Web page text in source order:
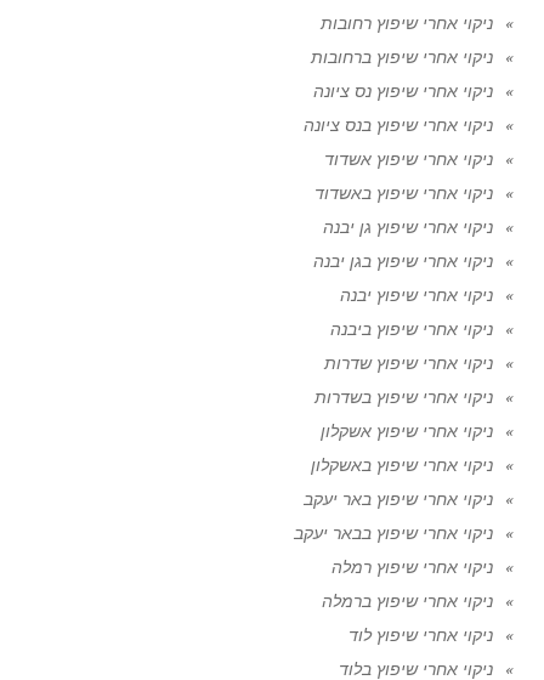
ניקוי אחרי שיפוץ רחובות
ניקוי אחרי שיפוץ ברחובות
ניקוי אחרי שיפוץ נס ציונה
ניקוי אחרי שיפוץ בנס ציונה
ניקוי אחרי שיפוץ אשדוד
ניקוי אחרי שיפוץ באשדוד
ניקוי אחרי שיפוץ גן יבנה
ניקוי אחרי שיפוץ בגן יבנה
ניקוי אחרי שיפוץ יבנה
ניקוי אחרי שיפוץ ביבנה
ניקוי אחרי שיפוץ שדרות
ניקוי אחרי שיפוץ בשדרות
ניקוי אחרי שיפוץ אשקלון
ניקוי אחרי שיפוץ באשקלון
ניקוי אחרי שיפוץ באר יעקב
ניקוי אחרי שיפוץ בבאר יעקב
ניקוי אחרי שיפוץ רמלה
ניקוי אחרי שיפוץ ברמלה
ניקוי אחרי שיפוץ לוד
ניקוי אחרי שיפוץ בלוד